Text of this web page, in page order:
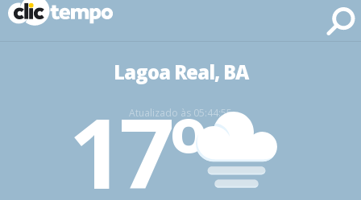
Lagoa Real, BA
Fonte: CLIMATEMPO METEOROLOGIA
Atualizado às 05:44:55
17º